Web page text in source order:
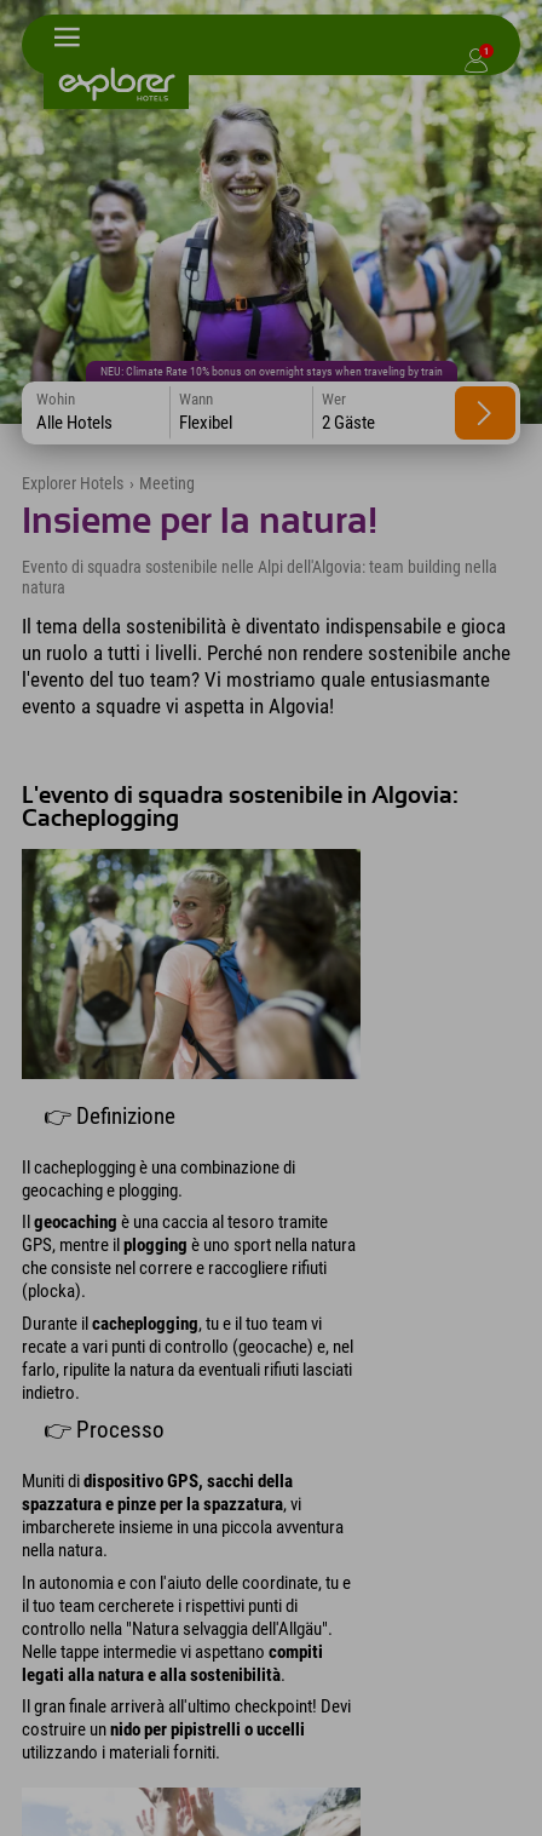
1
NEU: Climate Rate 10% bonus on overnight stays when traveling by train
Wohin
Alle Hotels
Wann
Flexibel
Wer
2 Gäste
Explorer Hotels › Meeting
Insieme per la natura!
Evento di squadra sostenibile nelle Alpi dell'Algovia: team building nella
natura
Il tema della sostenibilità è diventato indispensabile e gioca
un ruolo a tutti i livelli. Perché non rendere sostenibile anche
l'evento del tuo team? Vi mostriamo quale entusiasmante
evento a squadre vi aspetta in Algovia!
L'evento di squadra sostenibile in Algovia:
Cacheplogging
👉 Definizione
Il cacheplogging è una combinazione di
geocaching e plogging.
Ilgeocaching è una caccia al tesoro tramite
GPS, mentre ilplogging è uno sport nella natura
che consiste nel correre e raccogliere rifiuti
(plocka).
Durante ilcacheplogging, tu e il tuo team vi
recate a vari punti di controllo (geocache) e, nel
farlo, ripulite la natura da eventuali rifiuti lasciati
indietro.
👉 Processo
Muniti didispositivo GPS, sacchi della
spazzatura e pinze per la spazzatura, vi
imbarcherete insieme in una piccola avventura
nella natura.
In autonomia e con l'aiuto delle coordinate, tu e
il tuo team cercherete i rispettivi punti di
controllo nella "Natura selvaggia dell'Allgäu".
Nelle tappe intermedie vi aspettano compiti
legati alla natura e alla sostenibilità.
Il gran finale arriverà all'ultimo checkpoint! Devi
costruire unnido per pipistrelli o uccelli
utilizzando i materiali forniti.